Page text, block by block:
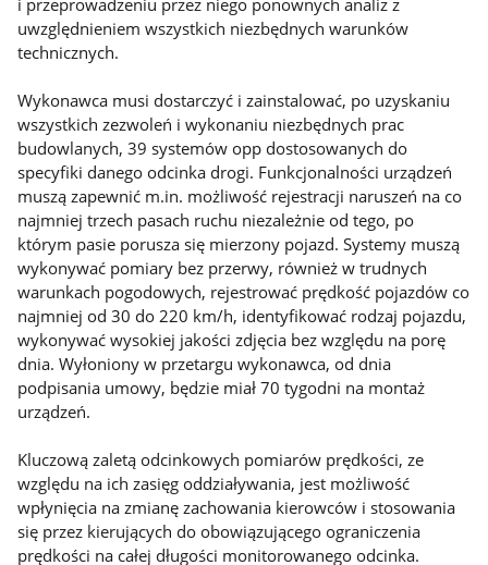
i przeprowadzeniu przez niego ponownych analiz z
uwzględnieniem wszystkich niezbędnych warunków
technicznych.
Wykonawca musi dostarczyć i zainstalować, po uzyskaniu
wszystkich zezwoleń i wykonaniu niezbędnych prac
budowlanych, 39 systemów opp dostosowanych do
specyfiki danego odcinka drogi. Funkcjonalności urządzeń
muszą zapewnić m.in. możliwość rejestracji naruszeń na co
najmniej trzech pasach ruchu niezależnie od tego, po
którym pasie porusza się mierzony pojazd. Systemy muszą
wykonywać pomiary bez przerwy, również w trudnych
warunkach pogodowych, rejestrować prędkość pojazdów co
najmniej od 30 do 220 km/h, identyfikować rodzaj pojazdu,
wykonywać wysokiej jakości zdjęcia bez względu na porę
dnia. Wyłoniony w przetargu wykonawca, od dnia
podpisania umowy, będzie miał 70 tygodni na montaż
urządzeń.
Kluczową zaletą odcinkowych pomiarów prędkości, ze
względu na ich zasięg oddziaływania, jest możliwość
wpłynięcia na zmianę zachowania kierowców i stosowania
się przez kierujących do obowiązującego ograniczenia
prędkości na całej długości monitorowanego odcinka.